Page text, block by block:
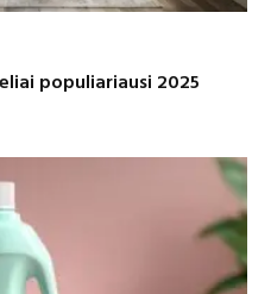
populiariausi 2025